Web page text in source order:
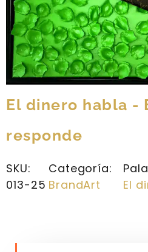
El dinero habla -
responde
SKU:
013-25
Categoría:
BrandArt
El